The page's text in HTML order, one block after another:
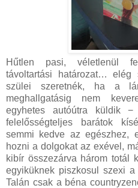
Hűtlen pasi, véletlenül
távoltartási határozat…
szülei szeretnék, ha a
meghallgatásig nem
egyhetes autóútra küldik
felelősségteljes barátok
semmi kedve az egészhez,
hozni a dolgokat az exével,
kibír összezárva három totál
egyiküknek piszkosul szexi
Talán csak a béna